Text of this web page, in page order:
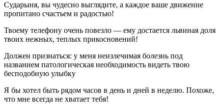
Сударыня, вы чудесно выглядите, а каждое ваше движение
пропитано счастьем и радостью!
Твоему телефону очень повезло — ему достается львиная доля
твоих нежных, теплых прикосновений!
Должен признаться: у меня неизлечимая болезнь под
названием патологическая необходимость видеть твою
бесподобную улыбку
Я бы хотел быть рядом часов в день и дней в неделю. Похоже,
что мне всегда не хватает тебя!